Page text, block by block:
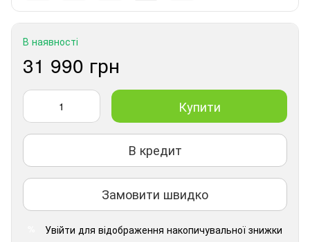
В наявності
31 990 грн
Купити
В кредит
Замовити швидко
Увійти для відображення накопичувальної знижки